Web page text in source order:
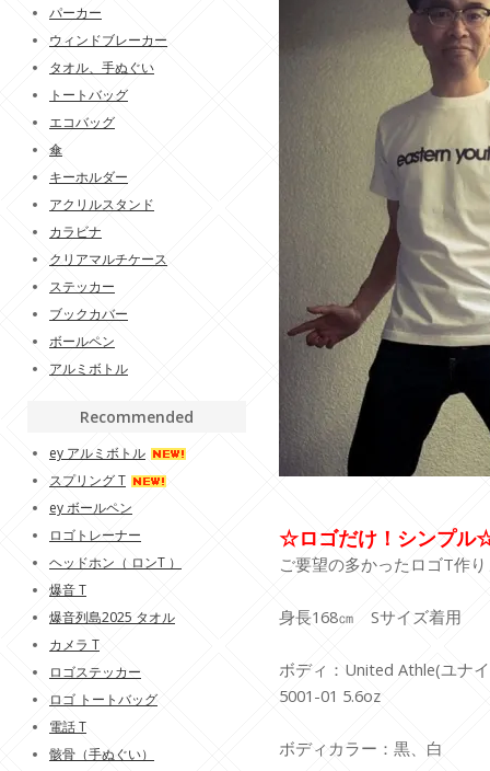
☆ロゴだけ！シンプル
ご要望の多かったロゴT作
身長168㎝ Sサイズ着用
ボディ：United Athle(ユナ
5001-01 5.6oz
ボディカラー：黒、白
パーカー
ウィンドブレーカー
タオル、手ぬぐい
トートバッグ
エコバッグ
傘
キーホルダー
アクリルスタンド
カラビナ
クリアマルチケース
ステッカー
ブックカバー
ボールペン
アルミボトル
Recommended
ey アルミボトル
スプリング T
ey ボールペン
ロゴトレーナー
ヘッドホン（ ロンT ）
爆音 T
爆音列島2025 タオル
カメラ T
ロゴステッカー
ロゴ トートバッグ
電話 T
骸骨（手ぬぐい）